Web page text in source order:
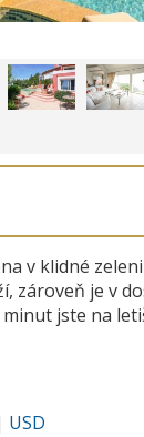
v klidné
zároveň je v
jste na
USD